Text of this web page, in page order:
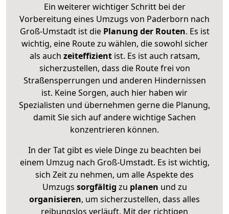
Ein weiterer wichtiger Schritt bei der
Vorbereitung eines Umzugs von Paderborn nach
Groß-Umstadt ist diePlanung der Routen. Es ist
wichtig, eine Route zu wählen, die sowohl sicher
als auch zeiteffizientist. Es ist auch ratsam,
sicherzustellen, dass die Route frei von
Straßensperrungen und anderen Hindernissen
ist. Keine Sorgen, auch hier haben wir
Spezialisten und übernehmen gerne die Planung,
damit Sie sich auf andere wichtige Sachen
konzentrieren können.
In der Tat gibt es viele Dinge zu beachten bei
einem Umzug nach Groß-Umstadt. Es ist wichtig,
sich Zeit zu nehmen, um alle Aspekte des
Umzugs sorgfältig zu planen und zu
organisieren, um sicherzustellen, dass alles
reibungslos verläuft. Mit der richtigen